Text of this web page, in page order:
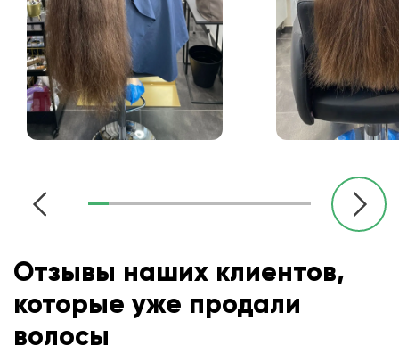
Отзывы наших клиентов,
которые уже продали
волосы